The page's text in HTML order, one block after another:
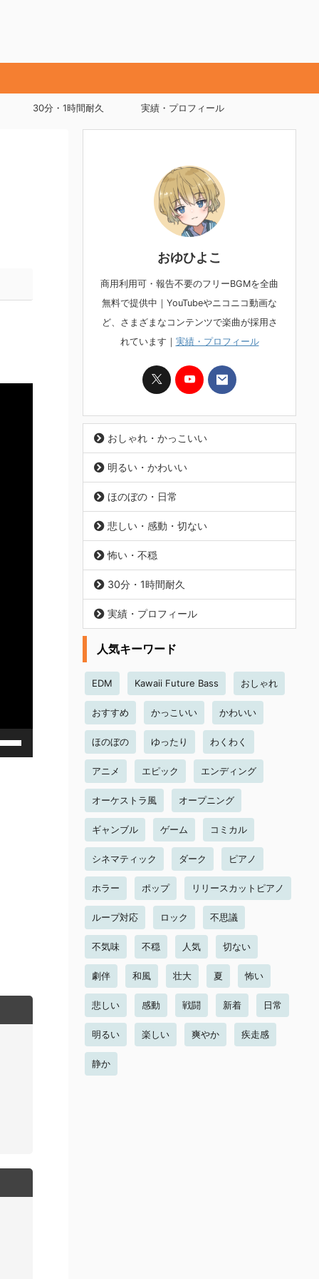
30分・1時間耐久 実績・プロフィール
おゆひよこ
商用利用可・報告不要のフリーBGMを全曲
無料で提供中｜YouTubeやニコニコ動画な
ど、さまざまなコンテンツで楽曲が採用さ
れています｜ 実績・プロフィール
おしゃれ・かっこいい
明るい・かわいい
ほのぼの・日常
悲しい・感動・切ない
怖い・不穏
30分・1時間耐久
実績・プロフィール
人気キーワード
EDM Kawaii Future Bass おしゃれ
おすすめ かっこいい かわいい
ほのぼの ゆったり わくわく
アニメ エピック エンディング
オーケストラ風 オープニング
ギャンブル ゲーム コミカル
シネマティック ダーク ピアノ
ホラー ポップ リリースカットピアノ
ループ対応 ロック 不思議
不気味 不穏 人気 切ない
劇伴 和風 壮大 夏 怖い
悲しい 感動 戦闘 新着 日常
明るい 楽しい 爽やか 疾走感
静か